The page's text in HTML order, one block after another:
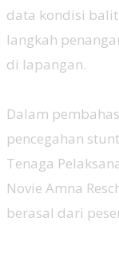
data kondisi
langkah
di lapangan.
‎Dalam
pencegahan
Tenaga
Novie Amna
berasal dari